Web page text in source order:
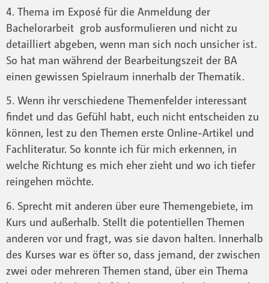
4. Thema im Exposé für die Anmeldung der
Bachelorarbeit grob ausformulieren und nicht zu
detailliert abgeben, wenn man sich noch unsicher ist.
So hat man während der Bearbeitungszeit der BA
einen gewissen Spielraum innerhalb der Thematik.
5. Wenn ihr verschiedene Themenfelder interessant
findet und das Gefühl habt, euch nicht entscheiden zu
können, lest zu den Themen erste Online-Artikel und
Fachliteratur. So konnte ich für mich erkennen, in
welche Richtung es mich eher zieht und wo ich tiefer
reingehen möchte.
6. Sprecht mit anderen über eure Themengebiete, im
Kurs und außerhalb. Stellt die potentiellen Themen
anderen vor und fragt, was sie davon halten. Innerhalb
des Kurses war es öfter so, dass jemand, der zwischen
zwei oder mehreren Themen stand, über ein Thema